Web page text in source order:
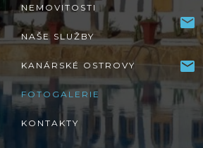
NEMOVITOSTI
NAŠE SLUŽBY
KANÁRSKÉ OSTROVY
FOTOGALERIE
KONTAKTY